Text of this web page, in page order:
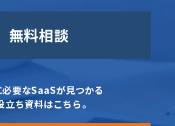
無料相談
必要なSaaSが見つかる
立ち資料はこちら。